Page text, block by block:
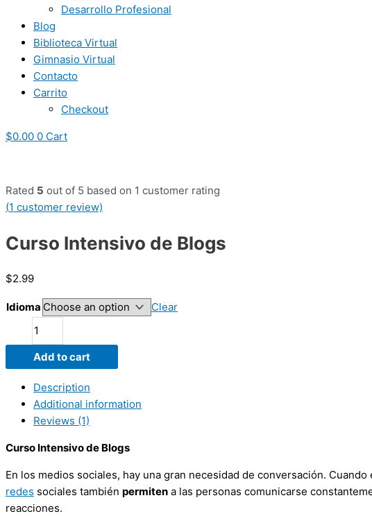
Desarrollo Profesional
Blog
Biblioteca Virtual
Gimnasio Virtual
Contacto
Carrito
Checkout
$0.00 0 Cart
Rated 5 out of 5 based on 1 customer rating
(1 customer review)
Curso Intensivo de Blogs
$2.99
Idioma Clear
Add to cart
Description
Additional information
Reviews (1)
Curso Intensivo de Blogs
En los medios sociales, hay una gran necesidad de conversación.
redes sociales también permiten a las personas comunicarse
reacciones.